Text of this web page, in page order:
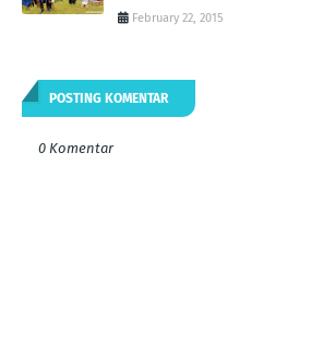
February 22, 2015
POSTING KOMENTAR
0 Komentar